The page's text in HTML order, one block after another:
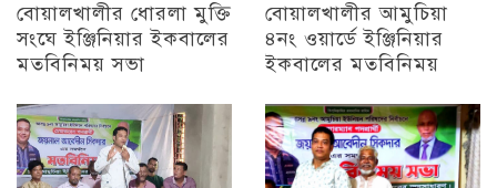
বোয়ালখালীর ধোরলা মুক্তি
সংঘে ইঞ্জিনিয়ার ইকবালের
মতবিনিময় সভা
চট্টগ্রাম
বোয়ালখালীর আমুচিয়া
৪নং ওয়ার্ডে ইঞ্জিনিয়ার
ইকবালের মতবিনিময়
চট্টগ্রাম